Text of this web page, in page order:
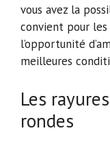
vous avez la
convient pour les
l’opportunité
meilleures
Les
rondes